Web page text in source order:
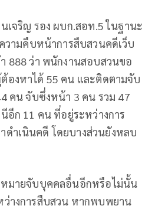
จริญ รอง ผบก.สอท.5 ในฐานะ
วามคืบหน้าการสืบสวนคดีเว็บ
888 ว่า พนักงานสอบสวนขอ
องหาได้ 55 คน และติดตามจับ
คน จับซึ่งหน้า 3 คน รวม 47
ก 11 คน ที่อยู่ระหว่างการ
ดำเนินคดี โดยบางส่วนยังหลบ
หมายจับบุคคลอื่นอีกหรือไม่นั้น
ว่างการสืบสวน หากพบพยาน